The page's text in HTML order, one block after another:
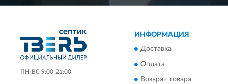
ПН-ВС 9:00-21:00
ИНФОРМАЦИЯ
Доставка
Оплата
Возврат товара